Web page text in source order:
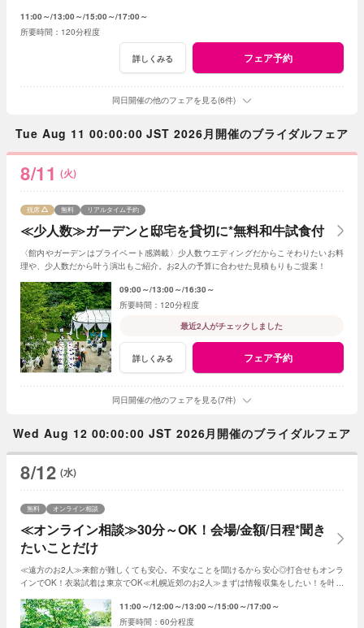
11:00～ 13:00～ 15:00～ 17:00～
120分程度
詳しくみる フェア予約
同日開催の他のフェアを見る(6件)
Tue Aug 11 00:00:00 JST 2026月開催のブライダルフェア
8/11 (火)
≪少人数≫ガーデンと邸宅を貸切に*無料和牛試食付
残席 無料 リアルタイム予約
〈館内やガーデンはプライベート感満載〉少人数ウエディングだからこそわりたいお料
理や、少人数だから叶う演出もご紹介。お2人の予算に合わせた見積もりもご提案！
09:00～ 13:00～ 16:30～
120分程度
最近2人がチェックしました
詳しくみる フェア予約
同日開催の他のフェアを見る(7件)
Wed Aug 12 00:00:00 JST 2026月開催のブライダルフェア
8/12 (水)
≪オンライン相談≫30分～OK！会場/金額/日程*聞き
たいことだけ
無料 オンライン相談
≪遠方のお2人≫来館が難しくても安心。不安なことを聞けるから安心◎打合せもオンラ
インでOK！衣装試着は東京でOK≪札幌近郊のお2人≫まずは情報収集をしたい！を叶え
11:00～ 12:00～ 13:00～ 15:00～ 17:00～
60分程度